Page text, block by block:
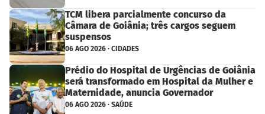
TCM libera parcialmente concurso da
Câmara de Goiânia; três cargos seguem
suspensos
06 AGO 2026 · CIDADES
Prédio do Hospital de Urgências de Goiânia
será transformado em Hospital da Mulher e
Maternidade, anuncia Governador
06 AGO 2026 · SAÚDE